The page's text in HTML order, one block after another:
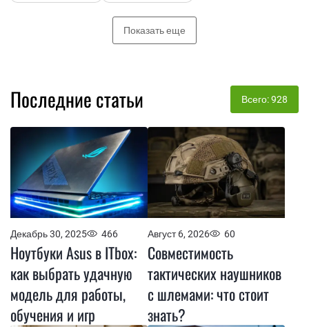
Показать еще
Последние статьи Всего: 928
Декабрь 30, 2025 466
Ноутбуки Asus в ITbox:
как выбрать удачную
модель для работы,
обучения и игр
Август 6, 2026 60
Совместимость
тактических наушников
с шлемами: что стоит
знать?